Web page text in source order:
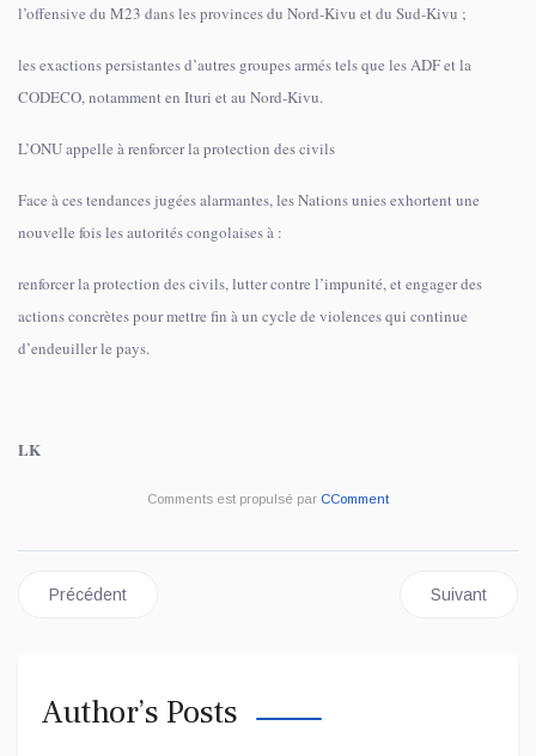
l’offensive du M23 dans les provinces du Nord-Kivu et du Sud-Kivu ;
les exactions persistantes d’autres groupes armés tels que les ADF et la
CODECO, notamment en Ituri et au Nord-Kivu.
L’ONU appelle à renforcer la protection des civils
Face à ces tendances jugées alarmantes, les Nations unies exhortent une
nouvelle fois les autorités congolaises à :
renforcer la protection des civils, lutter contre l’impunité, et engager des
actions concrètes pour mettre fin à un cycle de violences qui continue
d’endeuiller le pays.
LK
Comments est propulsé par CComment
Article précédent : Uvira: Le Mouvement wazalendo MRPDP
Précédent Article
Suivant
Author’s Posts